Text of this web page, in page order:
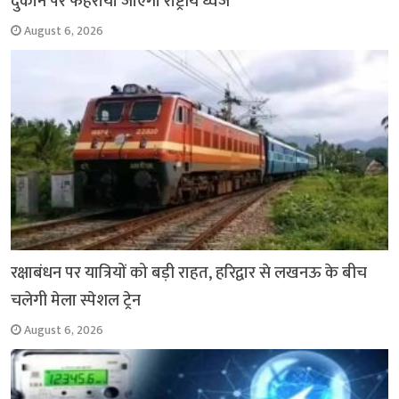
August 6, 2026
रक्षाबंधन पर यात्रियों को बड़ी राहत, हरिद्वार से लखनऊ के बीच
चलेगी मेला स्पेशल ट्रेन
August 6, 2026